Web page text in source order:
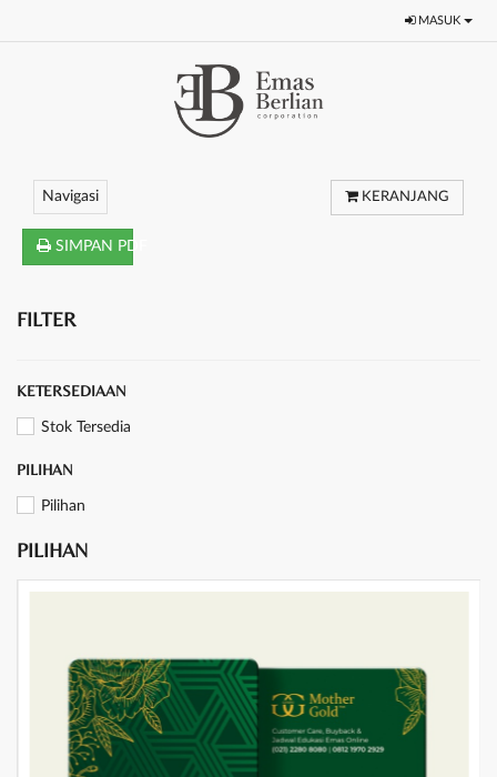
MASUK
Navigasi KERANJANG
SIMPAN PDF
FILTER
KETERSEDIAAN
Stok Tersedia
PILIHAN
Pilihan
PILIHAN